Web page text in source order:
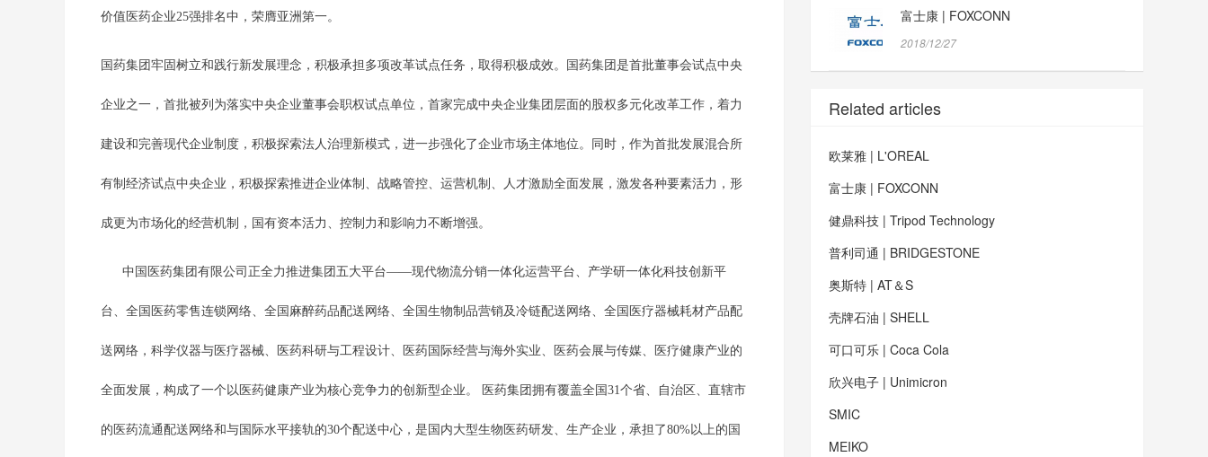
价值医药企业25强排名中，荣膺亚洲第一。
国药集团牢固树立和践行新发展理念，积极承担多项改革试点任务，取得积极成效。国药集团是首批董事会试点中央
企业之一，首批被列为落实中央企业董事会职权试点单位，首家完成中央企业集团层面的股权多元化改革工作，着力
建设和完善现代企业制度，积极探索法人治理新模式，进一步强化了企业市场主体地位。同时，作为首批发展混合所
有制经济试点中央企业，积极探索推进企业体制、战略管控、运营机制、人才激励全面发展，激发各种要素活力，形
成更为市场化的经营机制，国有资本活力、控制力和影响力不断增强。
中国医药集团有限公司正全力推进集团五大平台——现代物流分销一体化运营平台、产学研一体化科技创新平
台、全国医药零售连锁网络、全国麻醉药品配送网络、全国生物制品营销及冷链配送网络、全国医疗器械耗材产品配
送网络，科学仪器与医疗器械、医药科研与工程设计、医药国际经营与海外实业、医药会展与传媒、医疗健康产业的
全面发展，构成了一个以医药健康产业为核心竞争力的创新型企业。 医药集团拥有覆盖全国31个省、自治区、直辖市
的医药流通配送网络和与国际水平接轨的30个配送中心，是国内大型生物医药研发、生产企业，承担了80%以上的国
富士康 | FOXCONN
2018/12/27
Related articles
欧莱雅 | L'OREAL
富士康 | FOXCONN
健鼎科技 | Tripod Technology
普利司通 | BRIDGESTONE
奥斯特 | AT＆S
壳牌石油 | SHELL
可口可乐 | Coca Cola
欣兴电子 | Unimicron
SMIC
MEIKO